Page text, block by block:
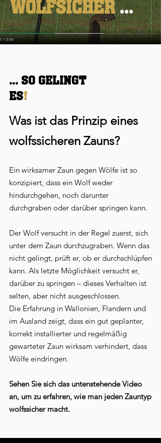
WOLFSICHER...
... SO GELINGT
ES!
Was ist das Prinzip eines
wolfssicheren Zauns?
Ein wirksamer Zaun gegen Wölfe ist so
konzipiert, dass ein Wolf weder
hindurchgehen, noch darunter
durchgraben oder darüber springen kann.
Der Wolf versucht in der Regel zuerst, sich
unter dem Zaun durchzugraben. Wenn das
nicht gelingt, prüft er, ob er durchschlüpfen
kann. Als letzte Möglichkeit versucht er,
darüber zu springen – dieses Verhalten ist
selten, aber nicht ausgeschlossen.
Die Erfahrung in Wallonien, Flandern und
im Ausland zeigt, dass ein gut geplanter,
korrekt installierter und regelmäßig
gewarteter Zaun wirksam verhindert, dass
Wölfe eindringen.
Sehen Sie sich das untenstehende Video
an, um zu erfahren, wie man jeden Zauntyp
wolfssicher macht.